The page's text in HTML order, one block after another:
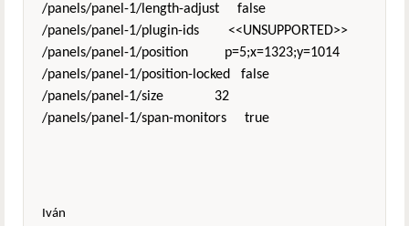
/panels/panel-1/length-adjust false
/panels/panel-1/plugin-ids <<UNSUPPORTED>>
/panels/panel-1/position p=5;x=1323;y=1014
/panels/panel-1/position-locked false
/panels/panel-1/size 32
/panels/panel-1/span-monitors true
Iván